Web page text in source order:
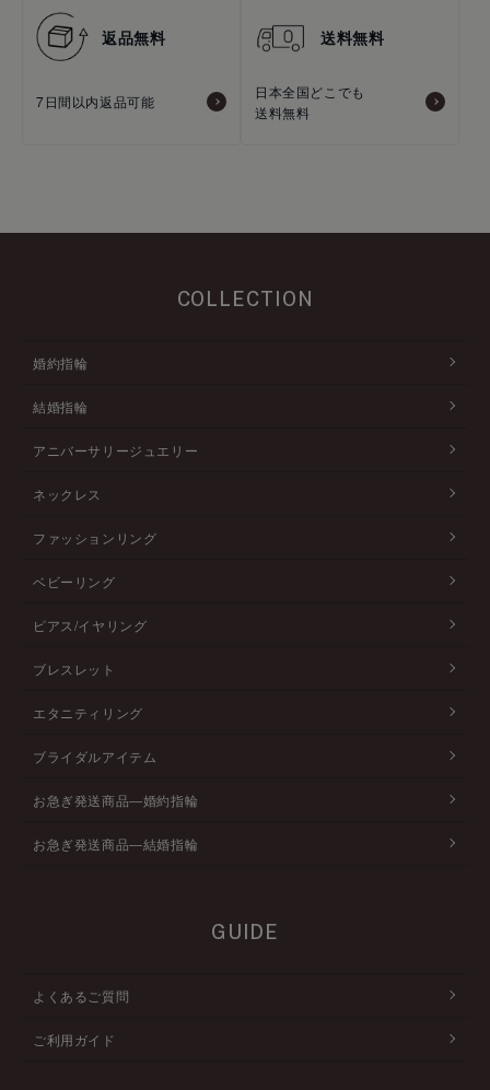
返品無料
7日間以内返品可能
送料無料
日本全国どこでも
送料無料
COLLECTION
婚約指輪
結婚指輪
アニバーサリージュエリー
ネックレス
ファッションリング
ベビーリング
ピアス/イヤリング
ブレスレット
エタニティリング
ブライダルアイテム
お急ぎ発送商品―婚約指輪
お急ぎ発送商品―結婚指輪
GUIDE
よくあるご質問
ご利用ガイド